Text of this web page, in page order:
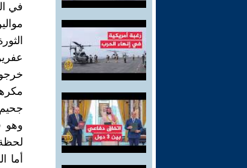
في
وهو
أما